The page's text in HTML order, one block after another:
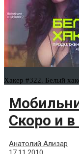
Хакер #322. Белый
Скоро и
Анатолий Ализар